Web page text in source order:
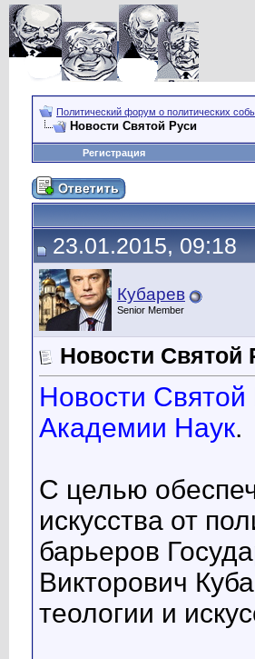
Политический форум о политических
Новости Святой Руси
Регистрация
23.01.2015, 09:18
Кубарев
Senior Member
Новости Святой
Новости
Академии Наук.
С целью
искусства от
барьеров
Викторович
теологии и